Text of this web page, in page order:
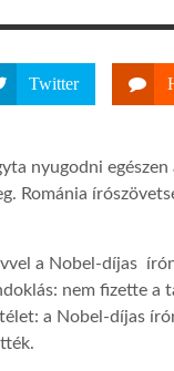
Twitter
nyugodni
Románia
a Nobel-díjas
nem fizette
a Nobel-díjas